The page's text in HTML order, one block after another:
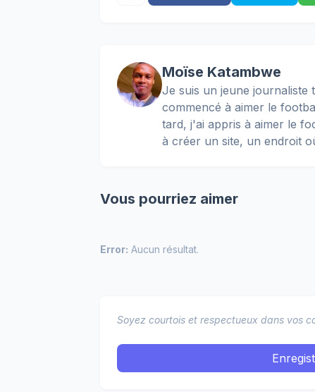
Moïse Katambwe
Je suis un jeune journaliste
commencé à aimer le
tard, j'ai appris à aimer le
à créer un site, un endroit
Vous pourriez aimer
Error: Aucun résultat.
Soyez courtois et respectueux dans vos